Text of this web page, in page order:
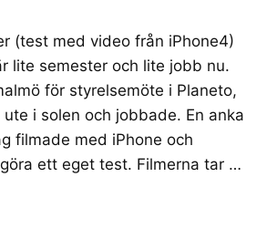
(test med video från iPhone4)
lite semester och lite jobb nu.
för styrelsemöte i Planeto,
i solen och jobbade. En anka
filmade med iPhone och
ett eget test. Filmerna tar …